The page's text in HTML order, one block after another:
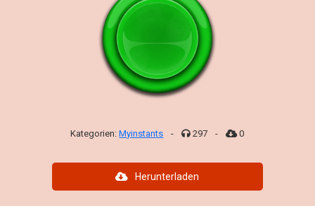
Kategorien:Myinstants - 297 - 0
Herunterladen